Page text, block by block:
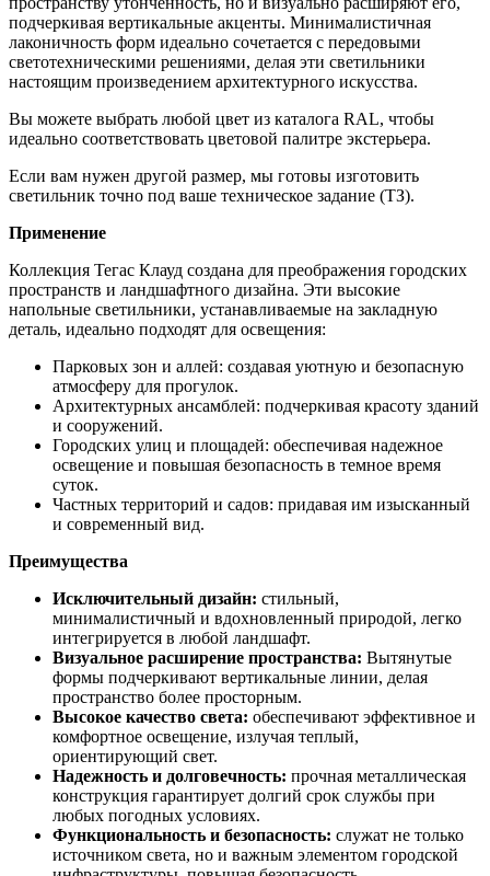
подчеркивая вертикальные акценты. Минималистичная
лаконичность форм идеально сочетается с передовыми
светотехническими решениями, делая эти светильники
настоящим произведением архитектурного искусства.
Вы можете выбрать любой цвет из каталога RAL, чтобы
идеально соответствовать цветовой палитре экстерьера.
Если вам нужен другой размер, мы готовы изготовить
светильник точно под ваше техническое задание (ТЗ).
Применение
Коллекция Тегас Клауд создана для преображения городских
пространств и ландшафтного дизайна. Эти высокие
напольные светильники, устанавливаемые на закладную
деталь, идеально подходят для освещения:
Парковых зон и аллей: создавая уютную и безопасную
атмосферу для прогулок.
Архитектурных ансамблей: подчеркивая красоту зданий
и сооружений.
Городских улиц и площадей: обеспечивая надежное
освещение и повышая безопасность в темное время
суток.
Частных территорий и садов: придавая им изысканный
и современный вид.
Преимущества
Исключительный дизайн: стильный,
минималистичный и вдохновленный природой, легко
интегрируется в любой ландшафт.
Визуальное расширение пространства: Вытянутые
формы подчеркивают вертикальные линии, делая
пространство более просторным.
Высокое качество света: обеспечивают эффективное и
комфортное освещение, излучая теплый,
ориентирующий свет.
Надежность и долговечность: прочная металлическая
конструкция гарантирует долгий срок службы при
любых погодных условиях.
Функциональность и безопасность: служат не только
источником света, но и важным элементом городской